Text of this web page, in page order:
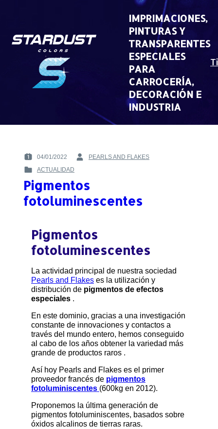
IMPRIMACIONES,
PINTURAS Y
TRANSPARENTES
ESPECIALES
PARA
CARROCERÍA,
DECORACIÓN E
INDUSTRIA
POSTED
ON
04/01/2022
BY
PEARLS AND FLAKES
POSTED
IN
ACTUALIDAD
Pigmentos
fotoluminescentes
Pigmentos
fotoluminescentes
La actividad principal de nuestra sociedad
Pearls and Flakes es la utilización y
distribución de pigmentos de efectos
especiales .
En este dominio, gracias a una investigación
constante de innovaciones y contactos a
través del mundo entero, hemos conseguido
al cabo de los años obtener la variedad más
grande de productos raros .
Así hoy Pearls and Flakes es el primer
proveedor francés de pigmentos
fotoluminiscentes (600kg en 2012).
Proponemos la última generación de
pigmentos fotoluminiscentes, basados sobre
óxidos alcalinos de tierras raras.